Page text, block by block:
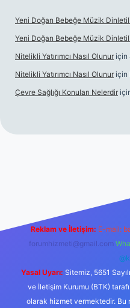
Yeni Doğan Bebeğe Müzik
Yeni Doğan Bebeğe Müzik
Nitelikli Yatırımcı Nasıl Olunur için
Nitelikli Yatırımcı Nasıl Olunur için
Çevre Sağlığı Konuları Nelerdir
Reklam ve İletişim: E-mail:
forumhizmeti@gmail.com
Yasal Uyarı: Sitemiz, 5651
ve İletişim Kurumu (BTK)
olarak hizmet vermektedir.